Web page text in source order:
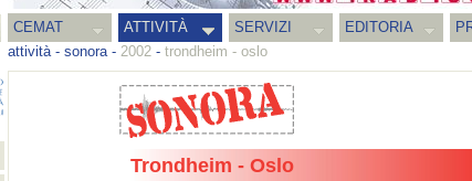
CEMAT ATTIVITÀ SERVIZI EDITORIA
attività- sonora- 2002 - trondheim - oslo
Trondheim - Oslo